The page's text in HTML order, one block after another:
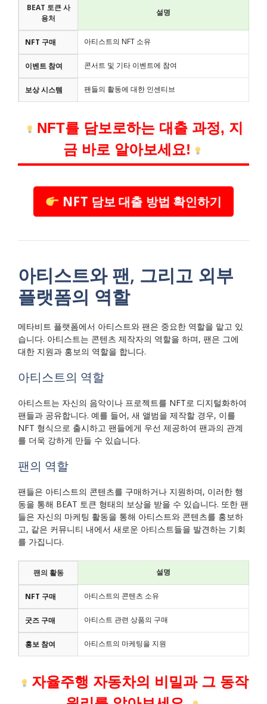
BEAT 토큰 사
용처
설명
NFT 구매 아티스트의 NFT 소유
이벤트 참여 콘서트 및 기타 이벤트에 참여
보상 시스템 팬들의 활동에 대한 인센티브
NFT를 담보로하는 대출 과정, 지
금 바로 알아보세요!
NFT 담보 대출 방법 확인하기
아티스트와 팬, 그리고 외부
플랫폼의 역할
메타비트 플랫폼에서 아티스트와 팬은 중요한 역할을 맡고 있
습니다. 아티스트는 콘텐츠 제작자의 역할을 하며, 팬은 그에
대한 지원과 홍보의 역할을 합니다.
아티스트의 역할
아티스트는 자신의 음악이나 프로젝트를 NFT로 디지털화하여
팬들과 공유합니다. 예를 들어, 새 앨범을 제작할 경우, 이를
NFT 형식으로 출시하고 팬들에게 우선 제공하여 팬과의 관계
를 더욱 강하게 만들 수 있습니다.
팬의 역할
팬들은 아티스트의 콘텐츠를 구매하거나 지원하며, 이러한 행
동을 통해 BEAT 토큰 형태의 보상을 받을 수 있습니다. 또한 팬
들은 자신의 마케팅 활동을 통해 아티스트와 콘텐츠를 홍보하
고, 같은 커뮤니티 내에서 새로운 아티스트들을 발견하는 기회
를 가집니다.
팬의 활동 설명
NFT 구매 아티스트의 콘텐츠 소유
굿즈 구매 아티스트 관련 상품의 구매
홍보 참여 아티스트의 마케팅을 지원
자율주행 자동차의 비밀과 그 동작